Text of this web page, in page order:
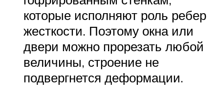
которые исполняют роль ребер
жесткости. Поэтому окна или
двери можно прорезать любой
величины, строение не
подвергнется деформации.